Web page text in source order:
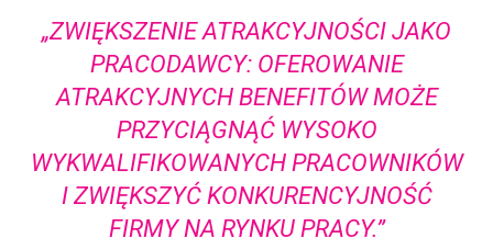
„ZWIĘKSZENIE ATRAKCYJNOŚCI JAKO
PRACODAWCY: OFEROWANIE
ATRAKCYJNYCH BENEFITÓW MOŻE
PRZYCIĄGNĄĆ WYSOKO
WYKWALIFIKOWANYCH PRACOWNIKÓW
I ZWIĘKSZYĆ KONKURENCYJNOŚĆ
FIRMY NA RYNKU PRACY.”